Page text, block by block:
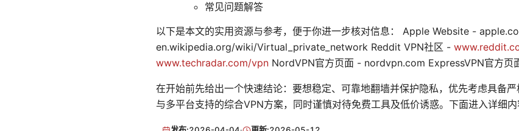
常见问题解答
以下是本文的实用资源与参考，便于你进一步核对信息： Apple Website -
en.wikipedia.org/wiki/Virtual_private_network Reddit VPN社区 -
www.techradar.com/vpn NordVPN官方页面 - nordvpn.com ExpressVPN官方页
在开始前先给出一个快速结论：要想稳定、可靠地翻墙并保护隐私，优先考虑具备
与多平台支持的综合VPN方案，同时谨慎对待免费工具及低价诱惑。下面进入详细内